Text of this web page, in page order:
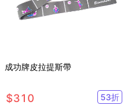
成功牌皮拉提斯帶
$310 53折